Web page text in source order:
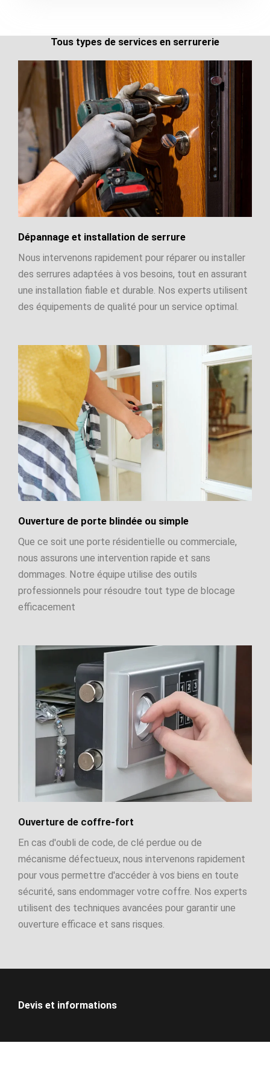
Tous types de services en serrurerie
Dépannage et installation de serrure
Nous intervenons rapidement pour réparer ou installer
des serrures adaptées à vos besoins, tout en assurant
une installation fiable et durable. Nos experts utilisent
des équipements de qualité pour un service optimal.
Ouverture de porte blindée ou simple
Que ce soit une porte résidentielle ou commerciale,
nous assurons une intervention rapide et sans
dommages. Notre équipe utilise des outils
professionnels pour résoudre tout type de blocage
efficacement
Ouverture de coffre-fort
En cas d'oubli de code, de clé perdue ou de
mécanisme défectueux, nous intervenons rapidement
pour vous permettre d'accéder à vos biens en toute
sécurité, sans endommager votre coffre. Nos experts
utilisent des techniques avancées pour garantir une
ouverture efficace et sans risques.
Devis et informations